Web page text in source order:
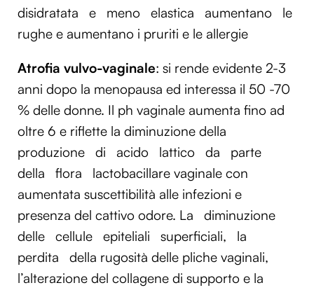
disidratata
e meno elastica aumentano
le
rughe e aumentano i pruriti e le allergie
Atrofia vulvo-vaginale: si rende evidente 2-3
anni dopo la menopausa ed interessa il 50 -70
% delle donne. Il ph vaginale aumenta fino ad
oltre 6 e riflette la diminuzione della
produzione
di acido lattico da
parte
della
flora
lactobacillare vaginale con
aumentata suscettibilità alle infezioni e
presenza del cattivo odore. La
diminuzione
delle
cellule epiteliali superficiali,
la
perdita
della rugosità delle pliche vaginali,
l’alterazione del collagene di supporto e la